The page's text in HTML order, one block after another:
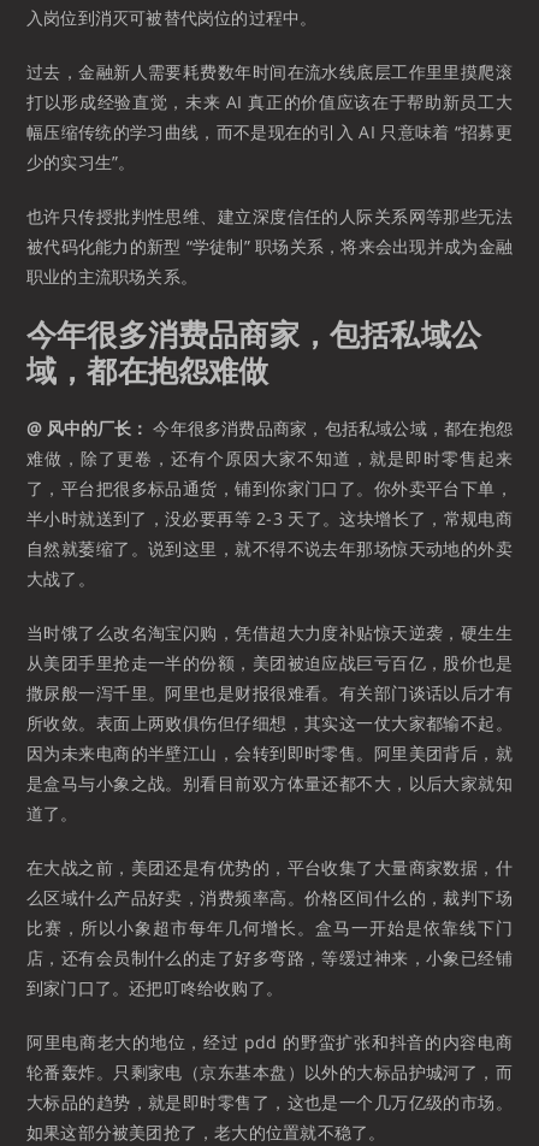
入岗位到消灭可被替代岗位的过程中。
过去，金融新人需要耗费数年时间在流水线底层工作里里摸爬滚
打以形成经验直觉，未来 AI 真正的价值应该在于帮助新员工大
幅压缩传统的学习曲线，而不是现在的引入 AI 只意味着 “招募更
少的实习生”。
也许只传授批判性思维、建立深度信任的人际关系网等那些无法
被代码化能力的新型 “学徒制” 职场关系，将来会出现并成为金融
职业的主流职场关系。
今年很多消费品商家，包括私域公
域，都在抱怨难做
@ 风中的厂长： 今年很多消费品商家，包括私域公域，都在抱怨
难做，除了更卷，还有个原因大家不知道，就是即时零售起来
了，平台把很多标品通货，铺到你家门口了。你外卖平台下单，
半小时就送到了，没必要再等 2-3 天了。这块增长了，常规电商
自然就萎缩了。说到这里，就不得不说去年那场惊天动地的外卖
大战了。
当时饿了么改名淘宝闪购，凭借超大力度补贴惊天逆袭，硬生生
从美团手里抢走一半的份额，美团被迫应战巨亏百亿，股价也是
撒尿般一泻千里。阿里也是财报很难看。有关部门谈话以后才有
所收敛。表面上两败俱伤但仔细想，其实这一仗大家都输不起。
因为未来电商的半壁江山，会转到即时零售。阿里美团背后，就
是盒马与小象之战。别看目前双方体量还都不大，以后大家就知
道了。
在大战之前，美团还是有优势的，平台收集了大量商家数据，什
么区域什么产品好卖，消费频率高。价格区间什么的，裁判下场
比赛，所以小象超市每年几何增长。盒马一开始是依靠线下门
店，还有会员制什么的走了好多弯路，等缓过神来，小象已经铺
到家门口了。还把叮咚给收购了。
阿里电商老大的地位，经过 pdd 的野蛮扩张和抖音的内容电商
轮番轰炸。只剩家电（京东基本盘）以外的大标品护城河了，而
大标品的趋势，就是即时零售了，这也是一个几万亿级的市场。
如果这部分被美团抢了，老大的位置就不稳了。